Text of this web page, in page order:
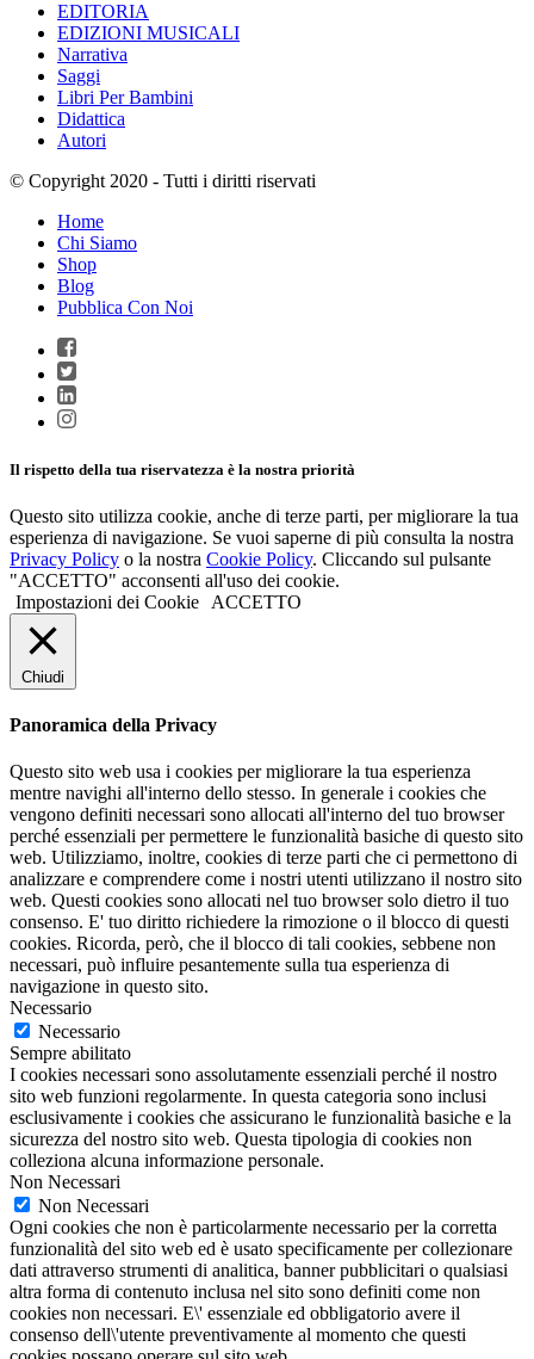
EDITORIA
EDIZIONI MUSICALI
Narrativa
Saggi
Libri Per Bambini
Didattica
Autori
© Copyright 2020 - Tutti i diritti riservati
Home
Chi Siamo
Shop
Blog
Pubblica Con Noi
Il rispetto della tua riservatezza è la nostra priorità
Questo sito utilizza cookie, anche di terze parti, per migliorare la tua
esperienza di navigazione. Se vuoi saperne di più consulta la nostra
Privacy Policy o la nostra Cookie Policy. Cliccando sul pulsante
"ACCETTO" acconsenti all'uso dei cookie.
Impostazioni dei Cookie
ACCETTO
Chiudi
Panoramica della Privacy
Questo sito web usa i cookies per migliorare la tua esperienza
mentre navighi all'interno dello stesso. In generale i cookies che
vengono definiti necessari sono allocati all'interno del tuo browser
perché essenziali per permettere le funzionalità basiche di questo sito
web. Utilizziamo, inoltre, cookies di terze parti che ci permettono di
analizzare e comprendere come i nostri utenti utilizzano il nostro sito
web. Questi cookies sono allocati nel tuo browser solo dietro il tuo
consenso. E' tuo diritto richiedere la rimozione o il blocco di questi
cookies. Ricorda, però, che il blocco di tali cookies, sebbene non
necessari, può influire pesantemente sulla tua esperienza di
navigazione in questo sito.
Necessario
Necessario
Sempre abilitato
I cookies necessari sono assolutamente essenziali perché il nostro
sito web funzioni regolarmente. In questa categoria sono inclusi
esclusivamente i cookies che assicurano le funzionalità basiche e la
sicurezza del nostro sito web. Questa tipologia di cookies non
colleziona alcuna informazione personale.
Non Necessari
Non Necessari
Ogni cookies che non è particolarmente necessario per la corretta
funzionalità del sito web ed è usato specificamente per collezionare
dati attraverso strumenti di analitica, banner pubblicitari o qualsiasi
altra forma di contenuto inclusa nel sito sono definiti come non
cookies non necessari. E\' essenziale ed obbligatorio avere il
consenso dell\'utente preventivamente al momento che questi